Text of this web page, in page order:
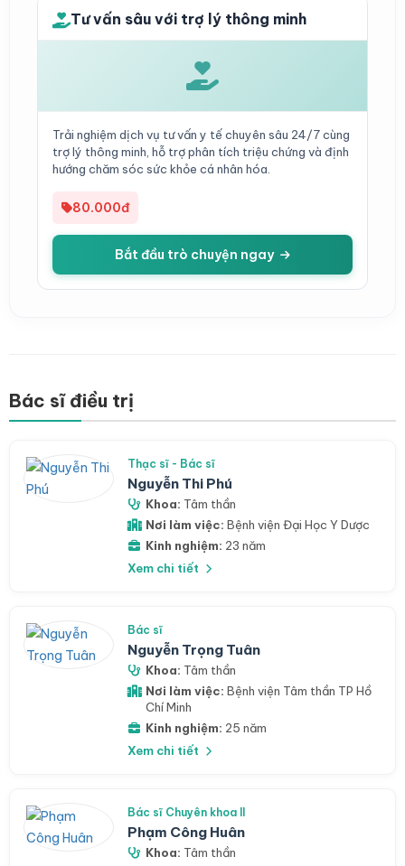
Tư vấn sâu với trợ lý thông minh
Trải nghiệm dịch vụ tư vấn y tế chuyên sâu 24/7 cùng
trợ lý thông minh, hỗ trợ phân tích triệu chứng và định
hướng chăm sóc sức khỏe cá nhân hóa.
80.000đ
Bắt đầu trò chuyện ngay
Bác sĩ điều trị
Thạc sĩ - Bác sĩ
Nguyễn Thi Phú
Khoa: Tâm thần
Nơi làm việc: Bệnh viện Đại Học Y Dược
Kinh nghiệm: 23 năm
Xem chi tiết
Bác sĩ
Nguyễn Trọng Tuân
Khoa: Tâm thần
Nơi làm việc: Bệnh viện Tâm thần TP Hồ
Chí Minh
Kinh nghiệm: 25 năm
Xem chi tiết
Bác sĩ Chuyên khoa II
Phạm Công Huân
Khoa: Tâm thần